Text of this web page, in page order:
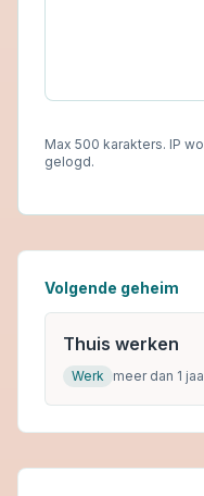
Max 500 karakters. IP
gelogd.
Volgende geheim
Thuis werken
Werk meer dan 1